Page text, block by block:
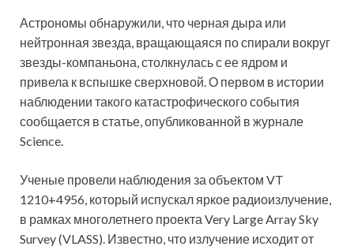
Астрономы обнаружили, что черная дыра или
нейтронная звезда, вращающаяся по спирали вокруг
звезды-компаньона, столкнулась с ее ядром и
привела к вспышке сверхновой. О первом в истории
наблюдении такого катастрофического события
сообщается в статье, опубликованной в журнале
Science.
Ученые провели наблюдения за объектом VT
1210+4956, который испускал яркое радиоизлучение,
в рамках многолетнего проекта Very Large Array Sky
Survey (VLASS). Известно, что излучение исходит от